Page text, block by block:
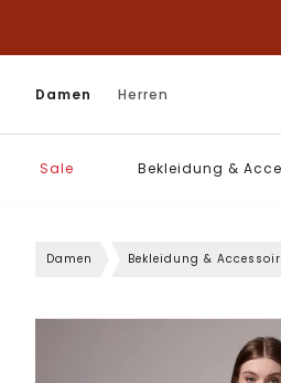
Damen Herren
Sale Bekleidung &
Damen Bekleidung &